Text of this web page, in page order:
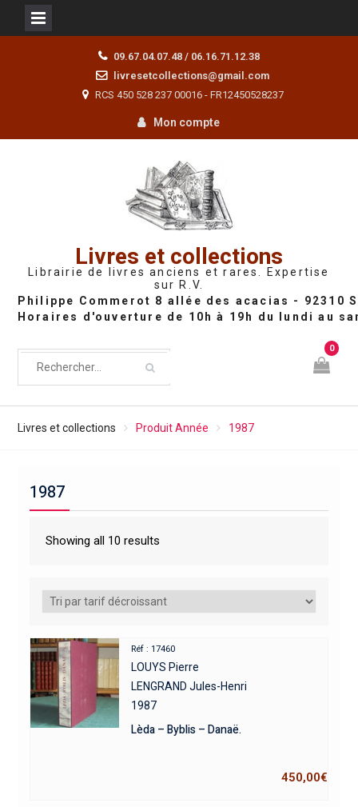
09.67.04.07.48 / 06.16.71.12.38
livresetcollections@gmail.com
RCS 450 528 237 00016 - FR12450528237
Mon compte
Livres et collections
Librairie de livres anciens et rares. Expertise
sur R.V.
0
Livres et collections Produit Année 1987
1987
Showing all 10 results
Réf : 17460
LOUYS Pierre
LENGRAND Jules-Henri
1987
Lèda – Byblis – Danaë.
450,00€